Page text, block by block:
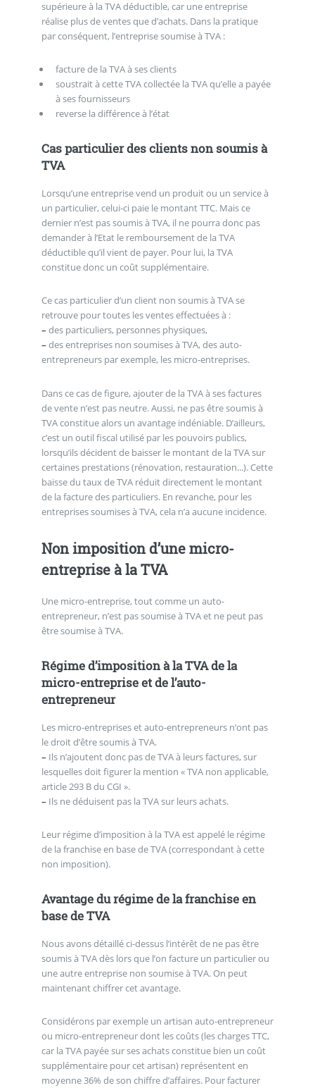
supérieure à la TVA déductible, car une entreprise
réalise plus de ventes que d’achats. Dans la pratique
par conséquent, l’entreprise soumise à TVA :
facture de la TVA à ses clients
soustrait à cette TVA collectée la TVA qu’elle a payée
à ses fournisseurs
reverse la différence à l’état
Cas particulier des clients non soumis à
TVA
Lorsqu’une entreprise vend un produit ou un service à
un particulier, celui-ci paie le montant TTC. Mais ce
dernier n’est pas soumis à TVA, il ne pourra donc pas
demander à l’Etat le remboursement de la TVA
déductible qu’il vient de payer. Pour lui, la TVA
constitue donc un coût supplémentaire.
Ce cas particulier d’un client non soumis à TVA se
retrouve pour toutes les ventes effectuées à :
– des particuliers, personnes physiques,
– des entreprises non soumises à TVA, des auto-
entrepreneurs par exemple, les micro-entreprises.
Dans ce cas de figure, ajouter de la TVA à ses factures
de vente n’est pas neutre. Aussi, ne pas être soumis à
TVA constitue alors un avantage indéniable. D’ailleurs,
c’est un outil fiscal utilisé par les pouvoirs publics,
lorsqu’ils décident de baisser le montant de la TVA sur
certaines prestations (rénovation, restauration...). Cette
baisse du taux de TVA réduit directement le montant
de la facture des particuliers. En revanche, pour les
entreprises soumises à TVA, cela n’a aucune incidence.
Non imposition d’une micro-
entreprise à la TVA
Une micro-entreprise, tout comme un auto-
entrepreneur, n’est pas soumise à TVA et ne peut pas
être soumise à TVA.
Régime d’imposition à la TVA de la
micro-entreprise et de l’auto-
entrepreneur
Les micro-entreprises et auto-entrepreneurs n’ont pas
le droit d’être soumis à TVA.
– Ils n’ajoutent donc pas de TVA à leurs factures, sur
lesquelles doit figurer la mention « TVA non applicable,
article 293 B du CGI ».
– Ils ne déduisent pas la TVA sur leurs achats.
Leur régime d’imposition à la TVA est appelé le régime
de la franchise en base de TVA (correspondant à cette
non imposition).
Avantage du régime de la franchise en
base de TVA
Nous avons détaillé ci-dessus l’intérêt de ne pas être
soumis à TVA dès lors que l’on facture un particulier ou
une autre entreprise non soumise à TVA. On peut
maintenant chiffrer cet avantage.
Considérons par exemple un artisan auto-entrepreneur
ou micro-entrepreneur dont les coûts (les charges TTC,
car la TVA payée sur ses achats constitue bien un coût
supplémentaire pour cet artisan) représentent en
moyenne 36% de son chiffre d’affaires. Pour facturer